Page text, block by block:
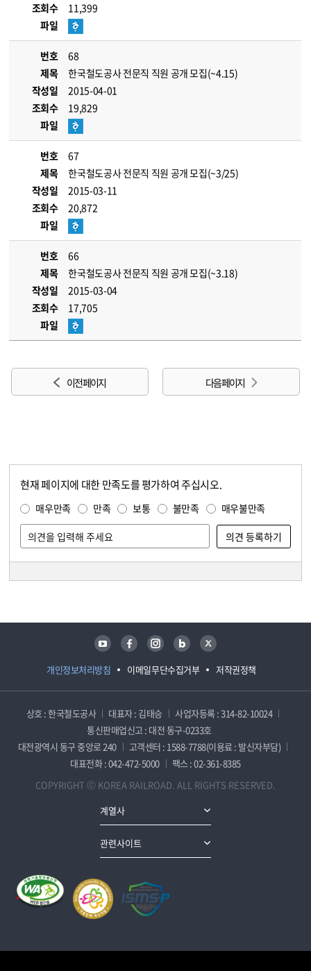
조회수
11,399
파일
번호
68
제목
한국철도공사 전문직 직원 공개 모집(~4.15)
작성일
2015-04-01
조회수
19,829
파일
번호
67
제목
한국철도공사 전문직 직원 공개 모집(~3/25)
작성일
2015-03-11
조회수
20,872
파일
번호
66
제목
한국철도공사 전문직 직원 공개 모집(~3.18)
작성일
2015-03-04
조회수
17,705
파일
이전 페이지 다음 페이지
현재 페이지에 대한 만족도를 평가하여 주십시오.
매우만족 만족 보통 불만족 매우불만족
개인정보처리방침 이메일무단수집거부 저작권정책
유튜브 페이스북 인스타그램 블로그 트위터
상호 : 한국철도공사 대표자 : 김태승
사업자등록 : 314-82-10024
통신판매업신고 : 대전 동구-0233호
대전광역시 동구 중앙로 240
고객센터 : 1588-7788(이용료 : 발신자부담)
대표전화 : 042-472-5000
팩스 : 02-361-8385
COPYRIGHT ⓒ KOREA RAILROAD. ALL RIGHTS RESERVED.
계열사
관련사이트